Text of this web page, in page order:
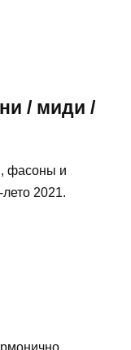
/ миди /
фасоны и
2021.